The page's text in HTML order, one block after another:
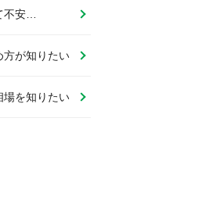
不安…
方が知りたい
場を知りたい